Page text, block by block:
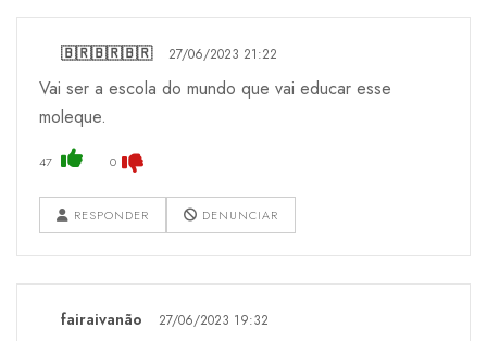
🇧🇷🇧🇷🇧🇷 27/06/2023 21:22
Vai ser a escola do mundo que vai educar esse
moleque.
47 0
RESPONDER DENUNCIAR
fairaivanão 27/06/2023 19:32